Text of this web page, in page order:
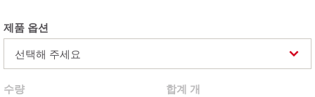
제품 옵션
선택해 주세요
수량 합계 개